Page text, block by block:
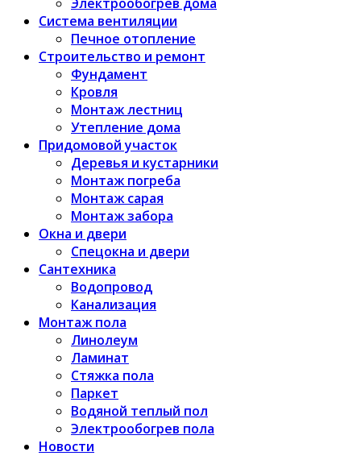
Система вентиляции
Печное отопление
Строительство и ремонт
Фундамент
Кровля
Монтаж лестниц
Утепление дома
Придомовой участок
Деревья и кустарники
Монтаж погреба
Монтаж сарая
Монтаж забора
Окна и двери
Спецокна и двери
Сантехника
Водопровод
Канализация
Монтаж пола
Линолеум
Ламинат
Стяжка пола
Паркет
Водяной теплый пол
Электрообогрев пола
Новости